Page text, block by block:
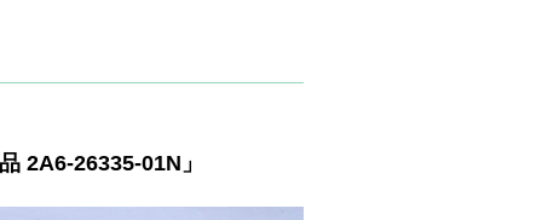
2A6-26335-01N」